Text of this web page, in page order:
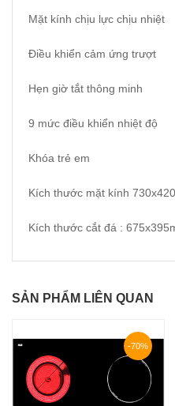
Mặt kính chịu lực chịu nhiệt
Điều khiển cảm ứng trượt
Hẹn giờ tắt thông minh
9 mức điều khiển nhiệt độ
Khóa trẻ em
Kích thước mặt kính
Kích thước cắt đá :
SẢN PHẨM LIÊN QUAN
-70%